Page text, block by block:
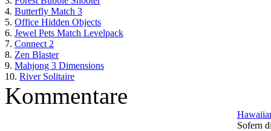
4. Butterfly Match 3
5. Office Hidden Objects
6. Jewel Pets Match Levelpack
7. Connect 2
8. Zen Blaster
9. Mahjong 3 Dimensions
10. River Solitaire
Kommentare
Sofern